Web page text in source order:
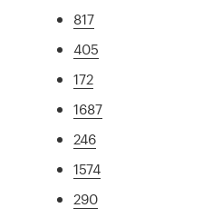
817
405
172
1687
246
1574
290